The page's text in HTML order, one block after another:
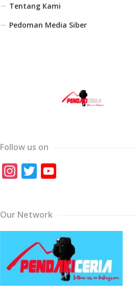
Tentang Kami
Pedoman Media Siber
Follow us on
Instagram
Twitter
Our Network